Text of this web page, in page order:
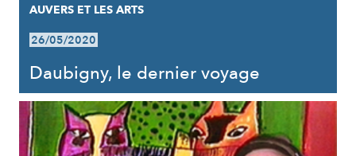
AUVERS ET LES ARTS
26/05/2020
Daubigny, le dernier voyage